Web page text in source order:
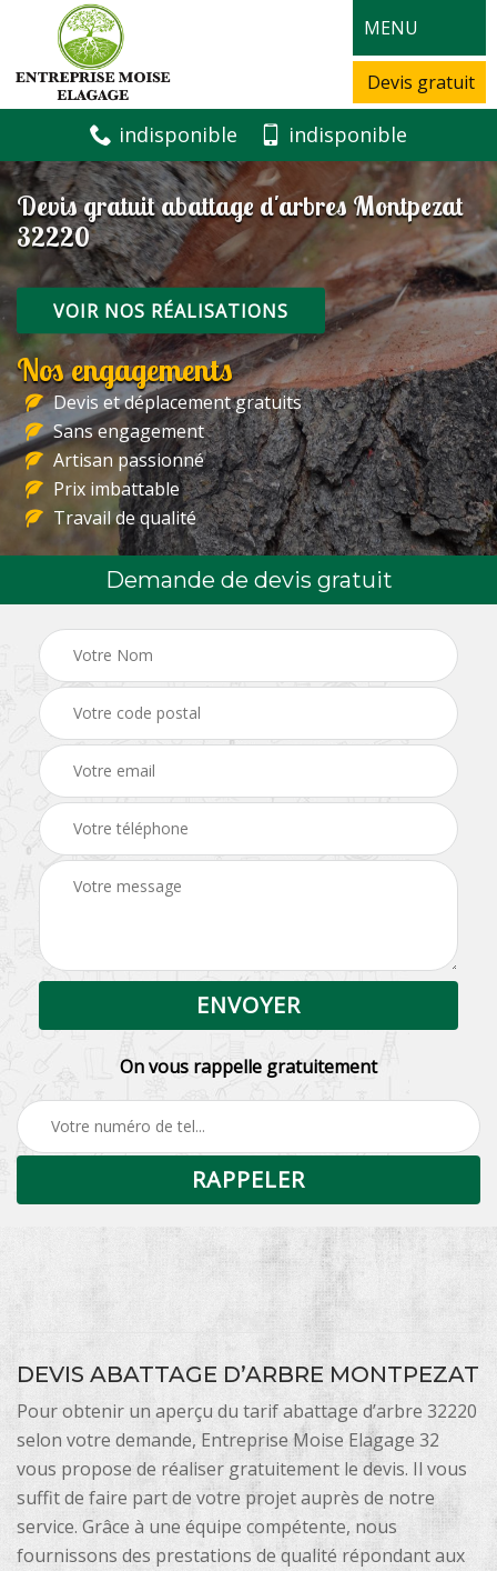
MENU
Devis gratuit
indisponible indisponible
Devis gratuit abattage d'arbres Montpezat
32220
VOIR NOS RÉALISATIONS
Nos engagements
Devis et déplacement gratuits
Sans engagement
Artisan passionné
Prix imbattable
Travail de qualité
Demande de devis gratuit
On vous rappelle gratuitement
DEVIS ABATTAGE D’ARBRE MONTPEZAT
Pour obtenir un aperçu du tarif abattage d’arbre 32220
selon votre demande, Entreprise Moise Elagage 32
vous propose de réaliser gratuitement le devis. Il vous
suffit de faire part de votre projet auprès de notre
service. Grâce à une équipe compétente, nous
fournissons des prestations de qualité répondant aux